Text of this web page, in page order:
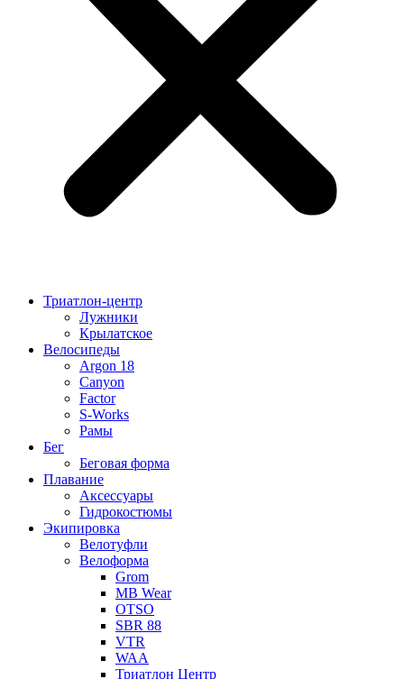
Триатлон-центр
Лужники
Крылатское
Велосипеды
Argon 18
Canyon
Factor
S-Works
Рамы
Бег
Беговая форма
Плавание
Аксессуары
Гидрокостюмы
Экипировка
Велотуфли
Велоформа
Grom
MB Wear
OTSO
SBR 88
VTR
WAA
Триатлон Центр